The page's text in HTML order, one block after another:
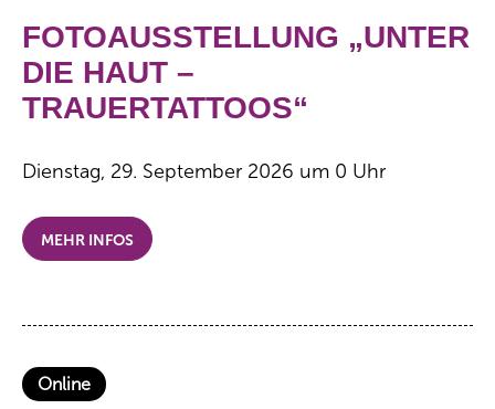
FOTOAUSSTELLUNG „UNTER
DIE HAUT –
TRAUERTATTOOS“
Dienstag, 29. September 2026 um 0 Uhr
MEHR INFOS
Online